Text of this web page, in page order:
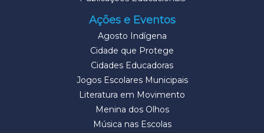
Ações e Eventos
Agosto Indígena
Cidade que Protege
Cidades Educadoras
Jogos Escolares Municipais
Literatura em Movimento
Menina dos Olhos
Música nas Escolas